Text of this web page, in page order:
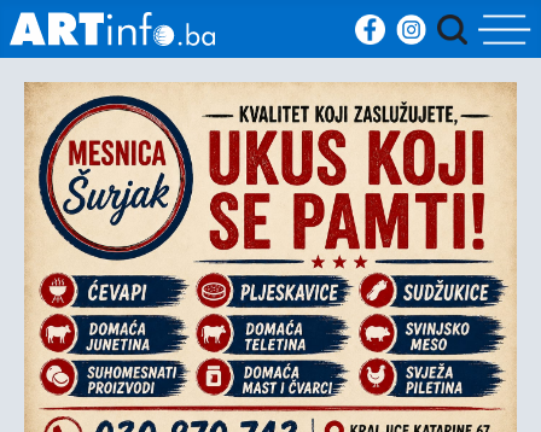
Početna
Vijesti
Sport
Kultura
Crna
kronika